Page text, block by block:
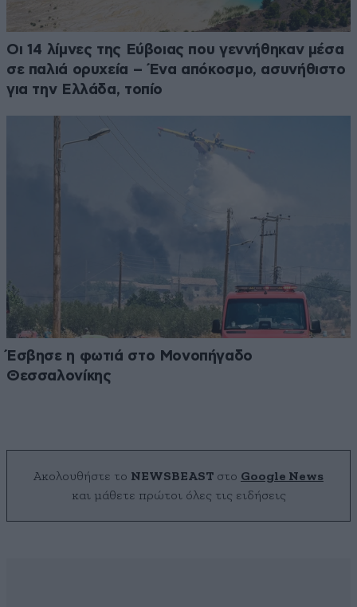
Οι 14 λίμνες της Εύβοιας που γεννήθηκαν μέσα
σε παλιά ορυχεία – Ένα απόκοσμο, ασυνήθιστο
για την Ελλάδα, τοπίο
Έσβησε η φωτιά στο Μονοπήγαδο
Θεσσαλονίκης
Ακολουθήστε το NEWSBEAST στο Google News
και μάθετε πρώτοι όλες τις ειδήσεις